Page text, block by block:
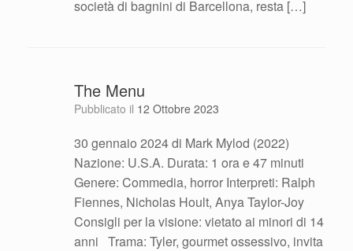
società di bagnini di Barcellona, resta […]
The Menu
Pubblicato il 12 Ottobre 2023
30 gennaio 2024 di Mark Mylod (2022)
Nazione: U.S.A. Durata: 1 ora e 47 minuti
Genere: Commedia, horror Interpreti: Ralph
Fiennes, Nicholas Hoult, Anya Taylor-Joy
Consigli per la visione: vietato ai minori di 14
anni Trama: Tyler, gourmet ossessivo, invita